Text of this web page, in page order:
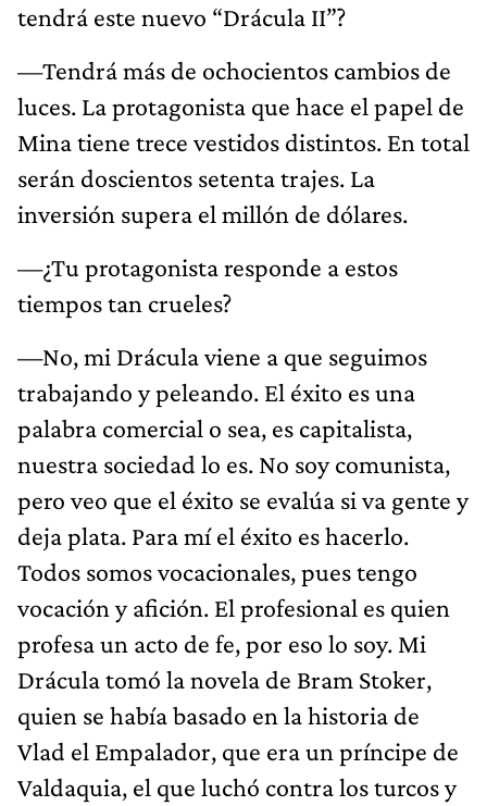
tendrá este nuevo “Drácula II”?
—Tendrá más de ochocientos cambios de
luces. La protagonista que hace el papel de
Mina tiene trece vestidos distintos. En total
serán doscientos setenta trajes. La
inversión supera el millón de dólares.
—¿Tu protagonista responde a estos
tiempos tan crueles?
—No, mi Drácula viene a que seguimos
trabajando y peleando. El éxito es una
palabra comercial o sea, es capitalista,
nuestra sociedad lo es. No soy comunista,
pero veo que el éxito se evalúa si va gente y
deja plata. Para mí el éxito es hacerlo.
Todos somos vocacionales, pues tengo
vocación y afición. El profesional es quien
profesa un acto de fe, por eso lo soy. Mi
Drácula tomó la novela de Bram Stoker,
quien se había basado en la historia de
Vlad el Empalador, que era un príncipe de
Valdaquia, el que luchó contra los turcos y